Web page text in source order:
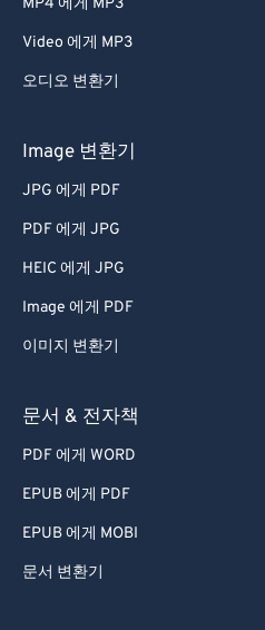
MP4 에게 MP3
Video 에게 MP3
오디오 변환기
Image 변환기
JPG 에게 PDF
PDF 에게 JPG
HEIC 에게 JPG
Image 에게 PDF
이미지 변환기
문서 & 전자책
PDF 에게 WORD
EPUB 에게 PDF
EPUB 에게 MOBI
문서 변환기